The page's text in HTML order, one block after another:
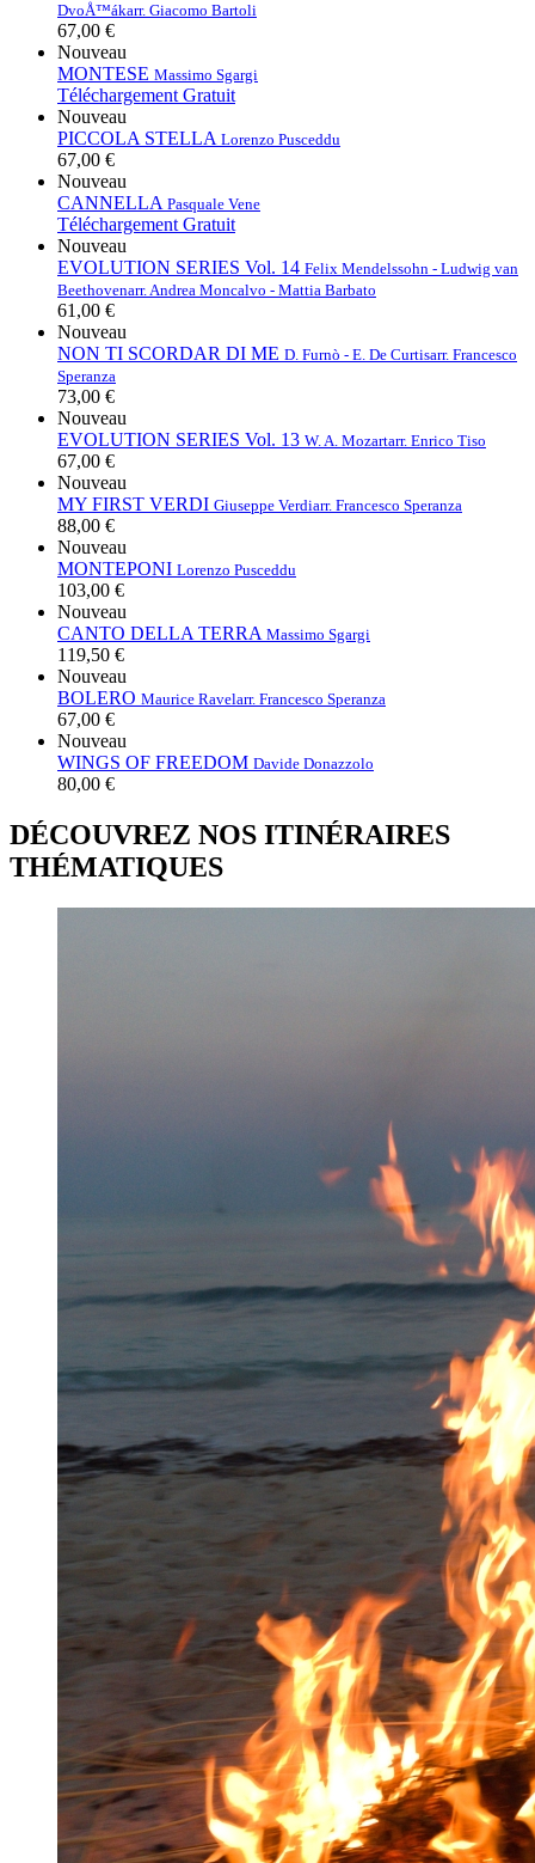
DvoÅ™ákarr. Giacomo Bartoli
67,00 €
Nouveau
MONTESE Massimo Sgargi
Téléchargement Gratuit
Nouveau
PICCOLA STELLA Lorenzo Pusceddu
67,00 €
Nouveau
CANNELLA Pasquale Vene
Téléchargement Gratuit
Nouveau
EVOLUTION SERIES Vol. 14 Felix Mendelssohn - Ludwig van
Beethovenarr. Andrea Moncalvo - Mattia Barbato
61,00 €
Nouveau
NON TI SCORDAR DI ME D. Furnò - E. De Curtisarr. Francesco
Speranza
73,00 €
Nouveau
EVOLUTION SERIES Vol. 13 W. A. Mozartarr. Enrico Tiso
67,00 €
Nouveau
MY FIRST VERDI Giuseppe Verdiarr. Francesco Speranza
88,00 €
Nouveau
MONTEPONI Lorenzo Pusceddu
103,00 €
Nouveau
CANTO DELLA TERRA Massimo Sgargi
119,50 €
Nouveau
BOLERO Maurice Ravelarr. Francesco Speranza
67,00 €
Nouveau
WINGS OF FREEDOM Davide Donazzolo
80,00 €
DÉCOUVREZ NOS ITINÉRAIRES
THÉMATIQUES